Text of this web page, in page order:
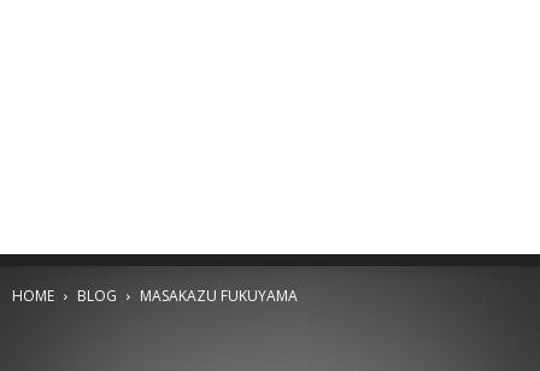
HOME BLOG MASAKAZU FUKUYAMA